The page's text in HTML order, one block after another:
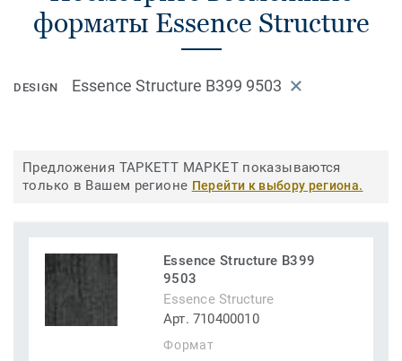
форматы Essence Structure
DESIGN Essence Structure B399 9503
Предложения ТАРКЕТТ МАРКЕТ показываются
только в Вашем регионе Перейти к выбору региона.
Essence Structure B399
9503
Essence Structure
Арт. 710400010
Формат